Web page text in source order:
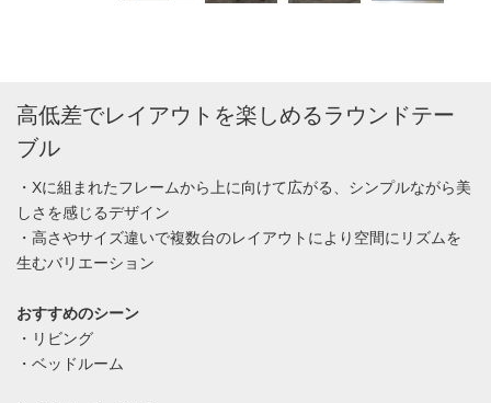
高低差でレイアウトを楽しめるラウンドテー
ブル
・Xに組まれたフレームから上に向けて広がる、シンプルながら美
しさを感じるデザイン
・高さやサイズ違いで複数台のレイアウトにより空間にリズムを
生むバリエーション
おすすめのシーン
・リビング
・ベッドルーム